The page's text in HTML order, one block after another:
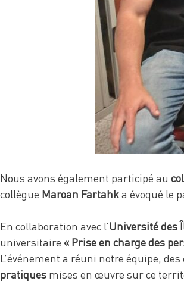
Nous avons également participé au
collègue Maroan Fartahka évoqué le
En collaboration avec l’Université des
universitaire « Prise en charge des
L’événement a réuni notre équipe,
pratiques mises en œuvre sur ce